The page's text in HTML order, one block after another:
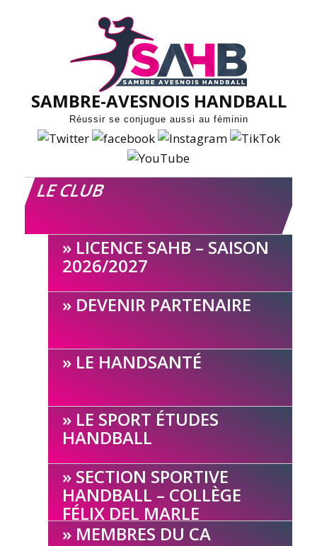
SAMBRE-AVESNOIS HANDBALL
Réussir se conjugue aussi au féminin
LE CLUB
LICENCE SAHB – SAISON
2026/2027
DEVENIR PARTENAIRE
LE HANDSANTÉ
LE SPORT ÉTUDES
HANDBALL
SECTION SPORTIVE
HANDBALL – COLLÈGE
FÉLIX DEL MARLE
MEMBRES DU CA